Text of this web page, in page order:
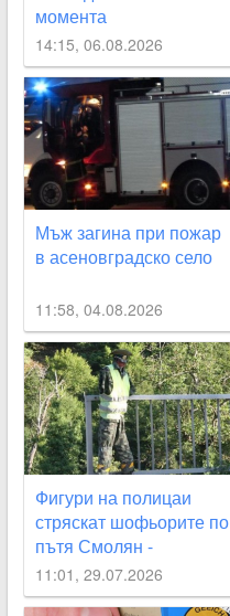
момента
14:15, 06.08.2026
Мъж загина при пожар
в асеновградско село
11:58, 04.08.2026
Фигури на полицаи
стряскат шофьорите по
пътя Смолян -
Асеновград
11:01, 29.07.2026